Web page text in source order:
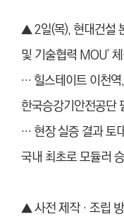
▲ 2일(목), 현대건설
및 기술협력 MOU’
… 힐스테이트 이천
한국승강기안전공단
… 현장 실증 결과 토
국내 최초로 모듈러
▲ 사전 제작‧조립 방